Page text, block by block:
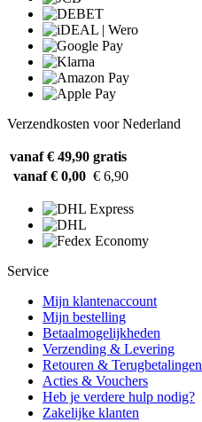
Verzendkosten voor Nederland
vanaf € 49,90 gratis
vanaf € 0,00 € 6,90
Service
Mijn klantenaccount
Mijn bestelling
Betaalmogelijkheden
Verzending & Levering
Retouren & Terugbetalingen
Acties & Vouchers
Heb je verdere hulp nodig?
Zakelijke klanten